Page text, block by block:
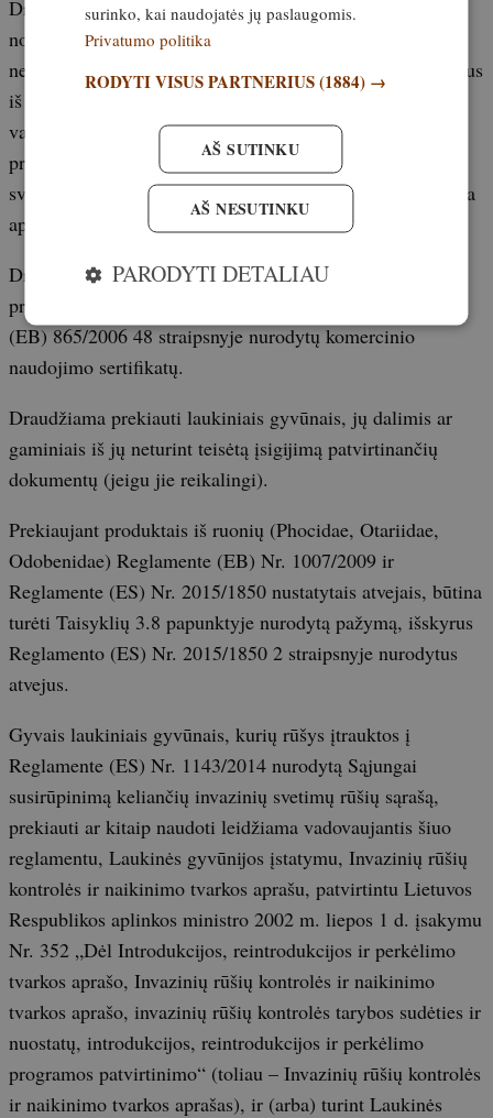
Draudžiama parduoti ar mainyti, transportuoti ar laikyti
norint parduoti, siūlyti parduoti ar mainyti gyvus ar
negyvus gyvūnus, jų lengvai atpažįstamas dalis ir gaminius
iš jų, jei jie pagauti ar kitaip paimti iš gamtos europinėje
valstybių narių, kurioms taikoma Sutartis, teritorijoje ir
priskiriami bet kuriai rūšiai, įtrauktai į Europos Bendrijos
svarbos gyvūnų ir augalų rūšių, kurioms reikalinga griežta
apsauga, sąrašą;
Draudžiama prekiauti į Reglamento (EB) Nr. 338/97 A
priedą įtrauktų rūšių egzemplioriais neturint Reglamente
(EB) 865/2006 48 straipsnyje nurodytų komercinio
naudojimo sertifikatų.
Draudžiama prekiauti laukiniais gyvūnais, jų dalimis ar
gaminiais iš jų neturint teisėtą įsigijimą patvirtinančių
dokumentų (jeigu jie reikalingi).
Prekiaujant produktais iš ruonių (Phocidae, Otariidae,
Odobenidae) Reglamente (EB) Nr. 1007/2009 ir
Reglamente (ES) Nr. 2015/1850 nustatytais atvejais, būtina
turėti Taisyklių 3.8 papunktyje nurodytą pažymą, išskyrus
Reglamento (ES) Nr. 2015/1850 2 straipsnyje nurodytus
atvejus.
Gyvais laukiniais gyvūnais, kurių rūšys įtrauktos į
Reglamente (ES) Nr. 1143/2014 nurodytą Sąjungai
susirūpinimą keliančių invazinių svetimų rūšių sąrašą,
prekiauti ar kitaip naudoti leidžiama vadovaujantis šiuo
reglamentu, Laukinės gyvūnijos įstatymu, Invazinių rūšių
kontrolės ir naikinimo tvarkos aprašu, patvirtintu Lietuvos
Respublikos aplinkos ministro 2002 m. liepos 1 d. įsakymu
Nr. 352 „Dėl Introdukcijos, reintrodukcijos ir perkėlimo
tvarkos aprašo, Invazinių rūšių kontrolės ir naikinimo
tvarkos aprašo, invazinių rūšių kontrolės tarybos sudėties ir
nuostatų, introdukcijos, reintrodukcijos ir perkėlimo
programos patvirtinimo“ (toliau – Invazinių rūšių kontrolės
ir naikinimo tvarkos aprašas), ir (arba) turint Laukinės
surinko, kai naudojatės jų paslaugomis.
Privatumo politika
RODYTI VISUS PARTNERIUS(1884) →
AŠ SUTINKU
AŠ NESUTINKU
PARODYTI DETALIAU